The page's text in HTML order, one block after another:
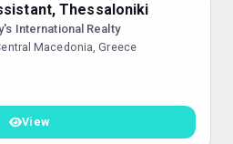
Thessaloniki
International Realty
Macedonia, Greece
View